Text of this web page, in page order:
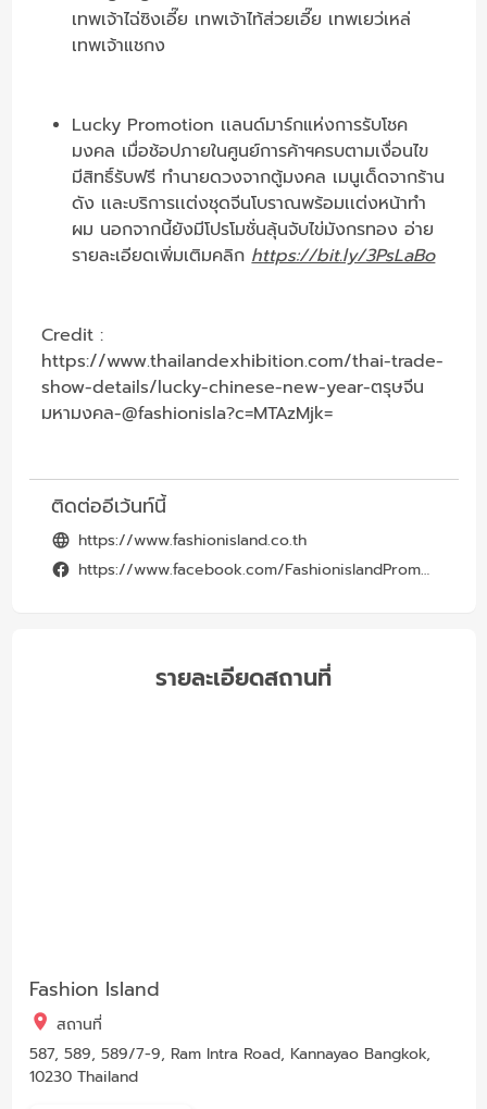
เทพเจ้าไฉ่ซิงเอี๊ย เทพเจ้าไท้ส่วยเอี๊ย เทพเยว่เหล่
เทพเจ้าแชกง
Lucky Promotion เเลนด์มาร์กแห่งการรับโชค
มงคล เมื่อช้อปภายในศูนย์การค้าฯครบตามเงื่อนไข
มีสิทธิ์รับฟรี ทำนายดวงจากตู้มงคล เมนูเด็ดจากร้าน
ดัง เเละบริการเเต่งชุดจีนโบราณพร้อมเเต่งหน้าทำ
ผม นอกจากนี้ยังมีโปรโมชั่นลุ้นจับไข่มังกรทอง อ่าย
รายละเอียดเพิ่มเติมคลิก https://bit.ly/3PsLaBo
Credit :
https://www.thailandexhibition.com/thai-trade-
show-details/lucky-chinese-new-year-ตรุษจีน
มหามงคล-@fashionisla?c=MTAzMjk=
ติดต่ออีเว้นท์นี้
https://www.fashionisland.co.th
https://www.facebook.com/FashionislandPromenade
รายละเอียดสถานที่
Fashion Island
สถานที่
587, 589, 589/7-9, Ram Intra Road, Kannayao Bangkok,
10230 Thailand